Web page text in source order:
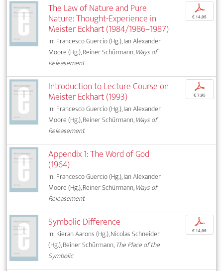
The Law of Nature and Pure
Nature: Thought-Experience in
Meister Eckhart (1984/1986–1987)
In: Francesco Guercio (Hg.), Ian Alexander
Moore (Hg.), Reiner Schürmann,Ways of
Releasement
p
€ 14,95
Introduction to Lecture Course on
Meister Eckhart (1993)
In: Francesco Guercio (Hg.), Ian Alexander
Moore (Hg.), Reiner Schürmann,Ways of
Releasement
p
€ 7,95
Appendix 1: The Word of God
(1964)
In: Francesco Guercio (Hg.), Ian Alexander
Moore (Hg.), Reiner Schürmann,Ways of
Releasement
Symbolic Difference
In: Kieran Aarons (Hg.), Nicolas Schneider
(Hg.), Reiner Schürmann,The Place of the
Symbolic
p
€ 14,95